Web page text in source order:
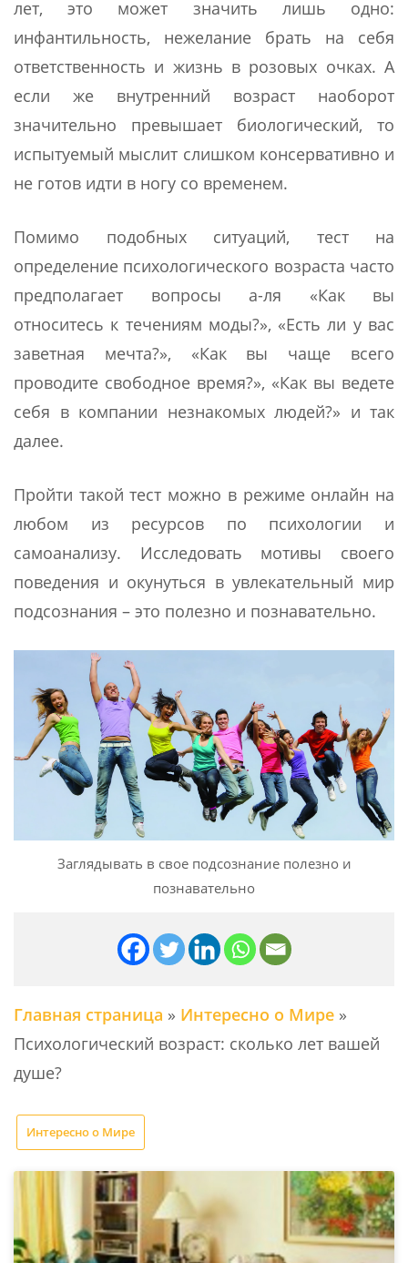
лет, это может значить лишь одно:
инфантильность, нежелание брать на себя
ответственность и жизнь в розовых очках. А
если же внутренний возраст наоборот
значительно превышает биологический, то
испытуемый мыслит слишком консервативно и
не готов идти в ногу со временем.
Помимо подобных ситуаций, тест на
определение психологического возраста часто
предполагает вопросы а-ля «Как вы
относитесь к течениям моды?», «Есть ли у вас
заветная мечта?», «Как вы чаще всего
проводите свободное время?», «Как вы ведете
себя в компании незнакомых людей?» и так
далее.
Пройти такой тест можно в режиме онлайн на
любом из ресурсов по психологии и
самоанализу. Исследовать мотивы своего
поведения и окунуться в увлекательный мир
подсознания – это полезно и познавательно.
Заглядывать в свое подсознание полезно и
познавательно
Главная страница » Интересно о Мире »
Психологический возраст: сколько лет вашей
душе?
Интересно о Мире